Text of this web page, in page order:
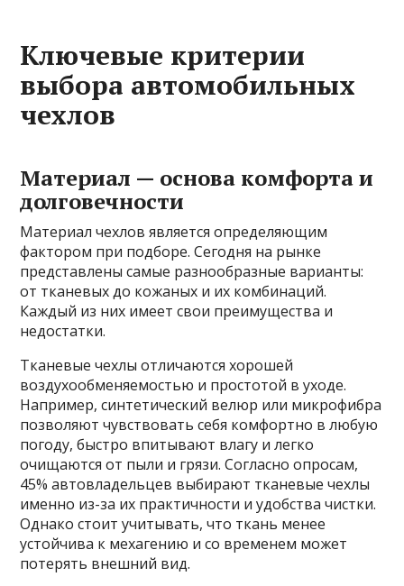
Ключевые критерии
выбора автомобильных
чехлов
Материал — основа комфорта и
долговечности
Материал чехлов является определяющим
фактором при подборе. Сегодня на рынке
представлены самые разнообразные варианты:
от тканевых до кожаных и их комбинаций.
Каждый из них имеет свои преимущества и
недостатки.
Тканевые чехлы отличаются хорошей
воздухообменяемостью и простотой в уходе.
Например, синтетический велюр или микрофибра
позволяют чувствовать себя комфортно в любую
погоду, быстро впитывают влагу и легко
очищаются от пыли и грязи. Согласно опросам,
45% автовладельцев выбирают тканевые чехлы
именно из-за их практичности и удобства чистки.
Однако стоит учитывать, что ткань менее
устойчива к мехагению и со временем может
потерять внешний вид.